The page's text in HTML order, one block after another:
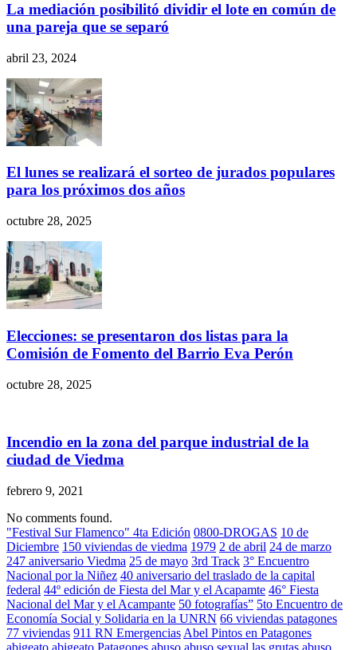
La mediación posibilitó dividir el lote en común de
una pareja que se separó
abril 23, 2024
El lunes se realizará el sorteo de jurados populares
para los próximos dos años
octubre 28, 2025
Elecciones: se presentaron dos listas para la
Comisión de Fomento del Barrio Eva Perón
octubre 28, 2025
Incendio en la zona del parque industrial de la
ciudad de Viedma
febrero 9, 2021
No comments found.
"Festival Sur Flamenco" 4ta Edición 0800-DROGAS 10 de
Diciembre 150 viviendas de viedma 1979 2 de abril 24 de marzo
247 aniversario Viedma 25 de mayo 3rd Track 3° Encuentro
Nacional por la Niñez 40 aniversario del traslado de la capital
federal 44º edición de Fiesta del Mar y el Acapamte 46° Fiesta
Nacional del Mar y el Acampante 50 fotografías” 5to Encuentro de
Economía Social y Solidaria en la UNRN 66 viviendas patagones
77 viviendas 911 RN Emergencias Abel Pintos en Patagones
abigeato abigeato Patagones abuso abuso sexual las grutas abuso